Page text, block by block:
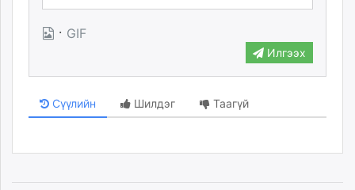
· GIF
Илгээх
Сүүлийн Шилдэг Таагүй